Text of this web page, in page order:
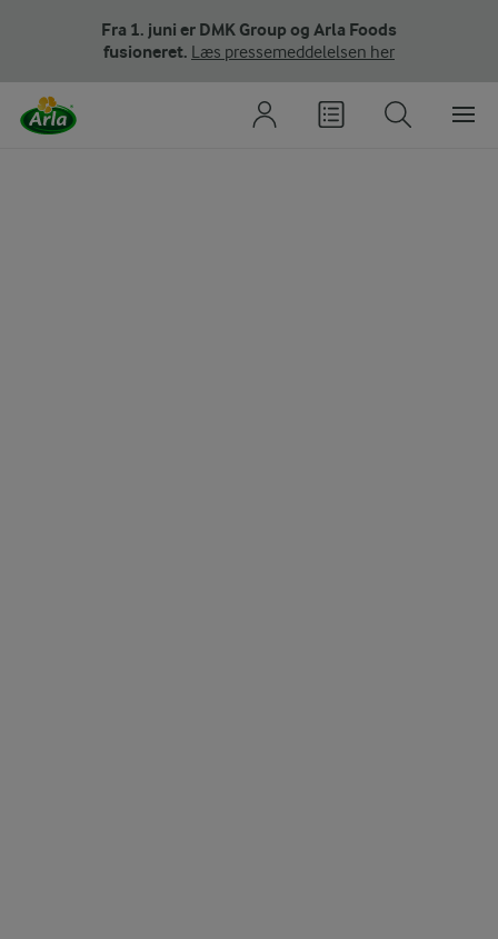
Fra 1. juni er DMK Group og Arla Foods
fusioneret. Læs pressemeddelelsen her